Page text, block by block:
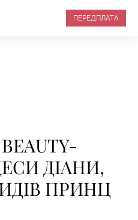
ПЕРЕДПЛАТА
ДІАНИ,
ПРИНЦ